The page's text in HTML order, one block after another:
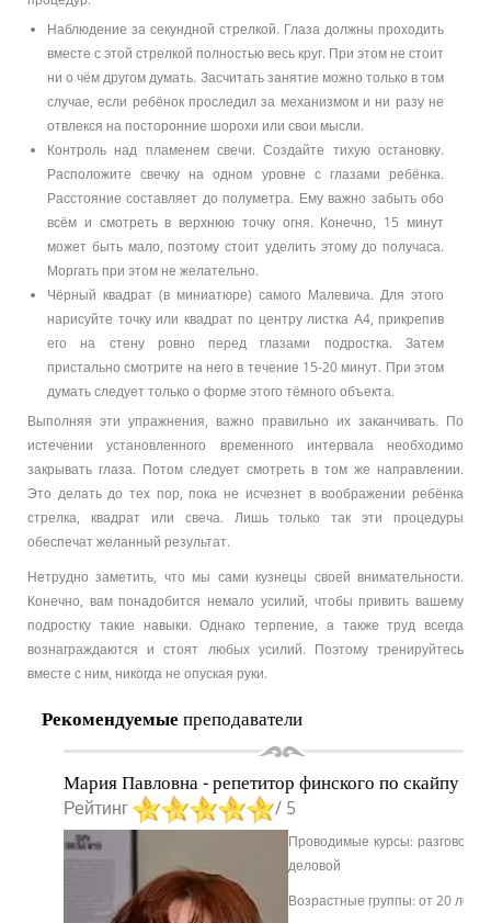
Наблюдение за секундной стрелкой. Глаза должны проходить
вместе с этой стрелкой полностью весь круг. При этом не стоит
ни о чём другом думать. Засчитать занятие можно только в том
случае, если ребёнок проследил за механизмом и ни разу не
отвлекся на посторонние шорохи или свои мысли.
Контроль над пламенем свечи. Создайте тихую остановку.
Расположите свечку на одном уровне с глазами ребёнка.
Расстояние составляет до полуметра. Ему важно забыть обо
всём и смотреть в верхнюю точку огня. Конечно, 15 минут
может быть мало, поэтому стоит уделить этому до получаса.
Моргать при этом не желательно.
Чёрный квадрат (в миниатюре) самого Малевича. Для этого
нарисуйте точку или квадрат по центру листка А4, прикрепив
его на стену ровно перед глазами подростка. Затем
пристально смотрите на него в течение 15-20 минут. При этом
думать следует только о форме этого тёмного объекта.
Выполняя эти упражнения, важно правильно их заканчивать. По
истечении установленного временного интервала необходимо
закрывать глаза. Потом следует смотреть в том же направлении.
Это делать до тех пор, пока не исчезнет в воображении ребёнка
стрелка, квадрат или свеча. Лишь только так эти процедуры
обеспечат желанный результат.
Нетрудно заметить, что мы сами кузнецы своей внимательности.
Конечно, вам понадобится немало усилий, чтобы привить вашему
подростку такие навыки. Однако терпение, а также труд всегда
вознаграждаются и стоят любых усилий. Поэтому тренируйтесь
вместе с ним, никогда не опуская руки.
Рекомендуемые преподаватели
Мария Павловна - репетитор финского по скайпу
Рейтинг / 5
Проводимые курсы:
деловой
Возрастные группы: от 20 лет